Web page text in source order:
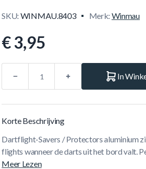
SKU: WINMAU.8403 Merk: Winmau
€ 3,95
In
Korte Beschrijving
Dartflight-Savers / Protectors aluminium
flights wanneer de darts uit het bord valt.
Meer Lezen